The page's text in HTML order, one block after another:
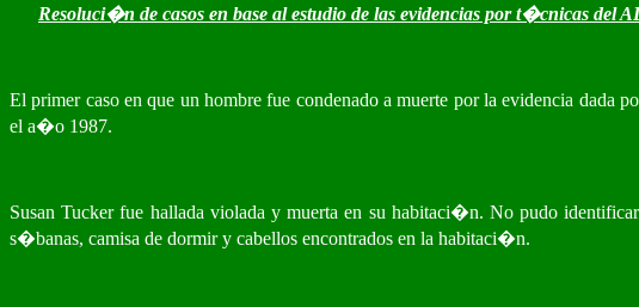
Resoluci�n de casos en base al estudio de las evidencias por t�cnicas del
El primer caso en que un hombre fue condenado a muerte por la evidencia
el a�o 1987.
Susan Tucker fue hallada violada y muerta en su habitaci�n. No pudo
s�banas, camisa de dormir y cabellos encontrados en la habitaci�n.